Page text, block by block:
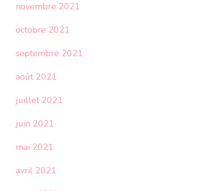
novembre 2021
octobre 2021
septembre 2021
août 2021
juillet 2021
juin 2021
mai 2021
avril 2021